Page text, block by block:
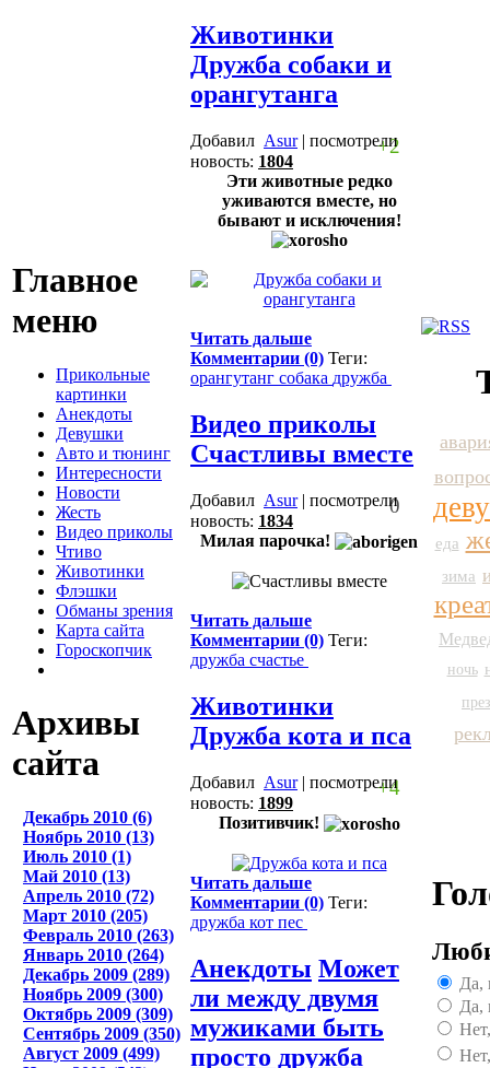
Главное
меню
Прикольные
картинки
Анекдоты
Девушки
Авто и тюнинг
Интересности
Новости
Жесть
Видео приколы
Чтиво
Животинки
Флэшки
Обманы зрения
Карта сайта
Гороскопчик
Архивы
сайта
Декабрь 2010 (6)
Ноябрь 2010 (13)
Июль 2010 (1)
Май 2010 (13)
Апрель 2010 (72)
Март 2010 (205)
Февраль 2010 (263)
Январь 2010 (264)
Декабрь 2009 (289)
Ноябрь 2009 (300)
Октябрь 2009 (309)
Сентябрь 2009 (350)
Август 2009 (499)
Животинки
Дружба собаки и
орангутанга
+2
Добавил Asur| посмотрели
новость: 1804
Эти животные редко
уживаются вместе, но
бывают и исключения!
Читать дальше
Комментарии (0) Теги:
орангутанг собака дружба
Видео приколы
Счастливы вместе
0
Добавил Asur| посмотрели
новость: 1834
Милая парочка!
Читать дальше
Комментарии (0) Теги:
дружба счастье
Животинки
Дружба кота и пса
+4
Добавил Asur| посмотрели
новость: 1899
Позитивчик!
Читать дальше
Комментарии (0) Теги:
дружба кот пес
Анекдоты Может
ли между двумя
мужиками быть
просто дружба
еда
зима
ночь
Да,
Да,